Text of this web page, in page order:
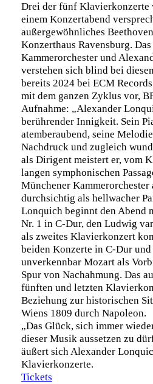
Drei der fünf Klavierkonzerte
einem Konzertabend
außergewöhnliches
Konzerthaus Ravensburg.
Kammerorchester und
verstehen sich blind bei
bereits 2024 bei ECM
mit dem ganzen Zyklus vor,
Aufnahme: „Alexander
berührender Innigkeit. Sein
atemberaubend, seine
Nachdruck und zugleich
als Dirigent meistert er, vom
langen symphonischen
Münchener
durchsichtig als hellwacher
Lonquich beginnt den Abend
Nr. 1 in C-Dur, den Ludwig
als zweites Klavierkonzert
beiden Konzerte in C-Dur
unverkennbar Mozart als
Spur von Nachahmung. Das
fünften und letzten
Beziehung zur historischen
Wiens 1809 durch Napoleon.
„Das Glück, sich immer
dieser Musik aussetzen zu
äußert sich Alexander
Klavierkonzerte.
Tickets